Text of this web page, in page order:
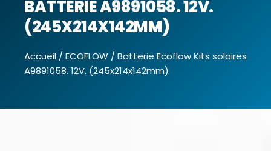
BATTERIE A9891058. 12V.
(245X214X142MM)
Accueil / ECOFLOW / Batterie Ecoflow Kits solaires
A9891058. 12V. (245x214x142mm)